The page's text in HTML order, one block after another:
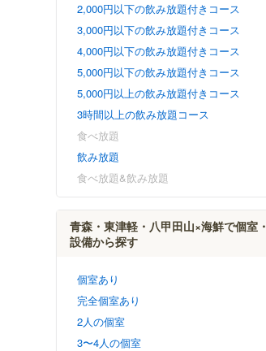
2,000円以下の飲み放題付きコース
3,000円以下の飲み放題付きコース
4,000円以下の飲み放題付きコース
5,000円以下の飲み放題付きコース
5,000円以上の飲み放題付きコース
3時間以上の飲み放題コース
食べ放題
飲み放題
食べ放題&飲み放題
青森・東津軽・八甲田山×海鮮で個室・
設備から探す
個室あり
完全個室あり
2人の個室
3〜4人の個室